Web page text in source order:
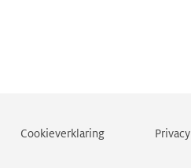
Cookieverklaring Privacy